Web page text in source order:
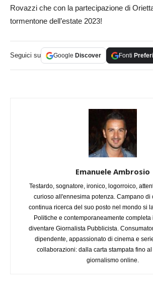
Rovazzi che con la partecipazione di
tormentone dell’estate 2023!
Seguici su Google Discover Fonti
Emanuele Ambrosio
Testardo, sognatore, ironico, logorroico,
curioso all'ennesima potenza. Campano di
continua ricerca del suo posto nel mondo si
Politiche e contemporaneamente
diventare Giornalista Pubblicista.
dipendente, appassionato di cinema e
collaborazioni: dalla carta stampata fino al
giornalismo online.